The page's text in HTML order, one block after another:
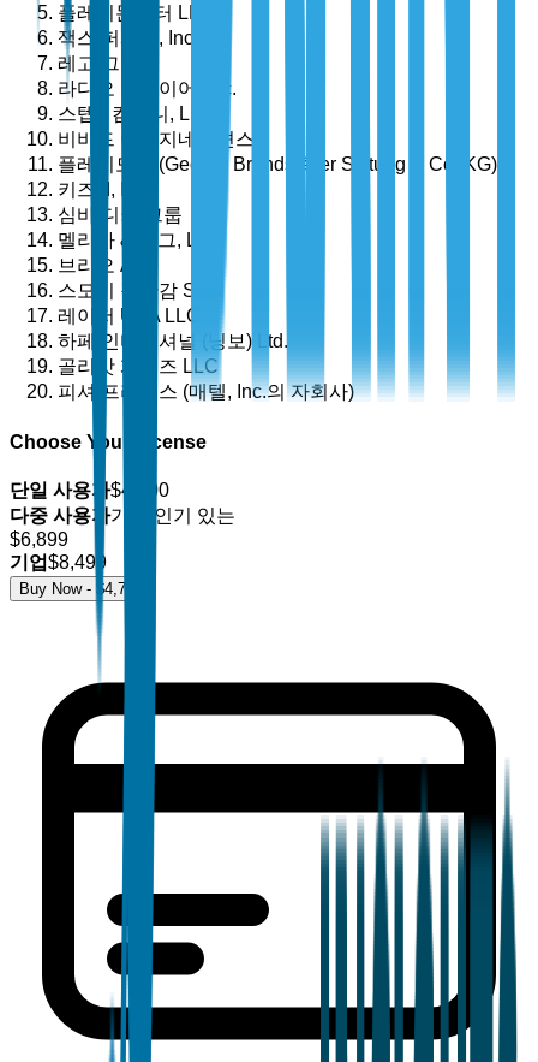
플레이몬스터 LLC
잭스 퍼시픽, Inc.
레고 그룹
라디오 플라이어, Inc.
스텝2 컴퍼니, LLC
비비드 이매지네이션스
플레이모빌 (Geobra Brandstätter Stiftung & Co. KG)
키즈 II, Inc.
심바 디키 그룹
멜리사 & 더그, LLC
브리오 AB
스모비 장난감 SAS
레이저 USA LLC
하페 인터내셔널 (닝보) Ltd.
골리앗 게임즈 LLC
피셔 프라이스 (매텔, Inc.의 자회사)
Choose Your License
단일 사용자$4,700
다중 사용자가장 인기 있는
$6,899
기업$8,499
Buy Now - $4,700